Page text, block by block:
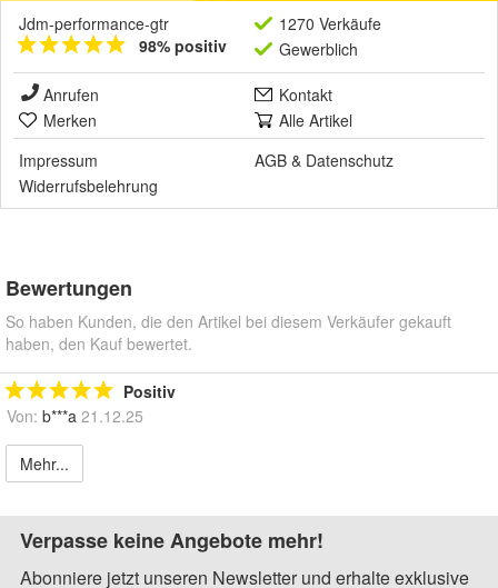
Jdm-performance-gtr
98% positiv
1270 Verkäufe
Gewerblich
Anrufen
Kontakt
Merken
Alle Artikel
Impressum
AGB & Datenschutz
Widerrufsbelehrung
Bewertungen
So haben Kunden, die den Artikel bei diesem Verkäufer gekauft
haben, den Kauf bewertet.
Positiv
Von: b***a 21.12.25
Mehr...
Verpasse keine Angebote mehr!
Abonniere jetzt unseren Newsletter und erhalte exklusive